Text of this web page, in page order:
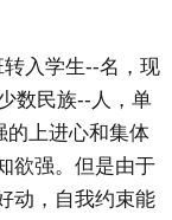
入学生--名，现
数民族--人，单
的上进心和集体
欲强。但是由于
动，自我约束能